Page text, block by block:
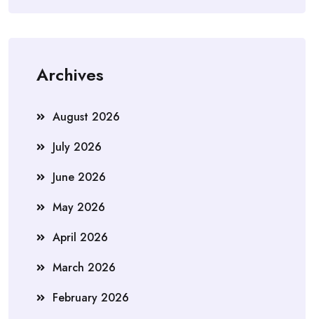
Archives
August 2026
July 2026
June 2026
May 2026
April 2026
March 2026
February 2026